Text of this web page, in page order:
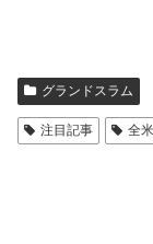
グランドスラム
注目記事 全